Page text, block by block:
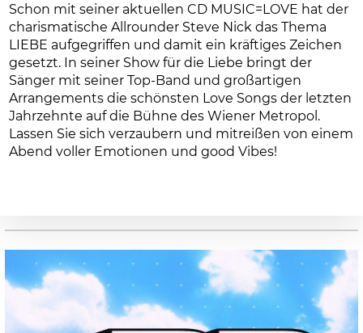
Schon mit seiner aktuellen CD MUSIC=LOVE hat der
charismatische Allrounder Steve Nick das Thema
LIEBE aufgegriffen und damit ein kräftiges Zeichen
gesetzt. In seiner Show für die Liebe bringt der
Sänger mit seiner Top-Band und großartigen
Arrangements die schönsten Love Songs der letzten
Jahrzehnte auf die Bühne des Wiener Metropol.
Lassen Sie sich verzaubern und mitreißen von einem
Abend voller Emotionen und good Vibes!